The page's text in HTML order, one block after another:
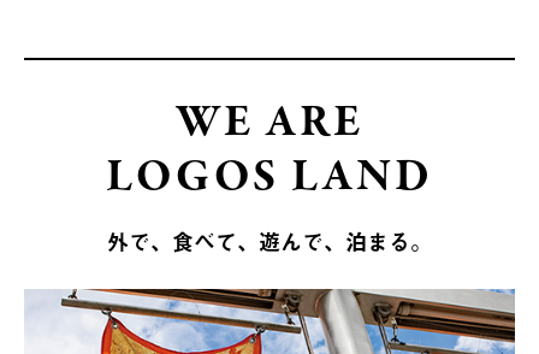
WE ARE
LOGOS LAND
外で、食べて、遊んで、泊まる。